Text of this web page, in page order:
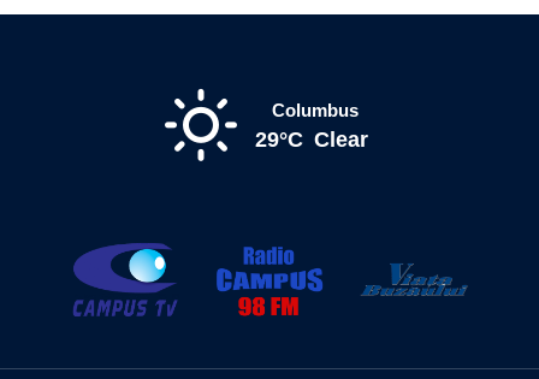
Columbus
29°C Clear